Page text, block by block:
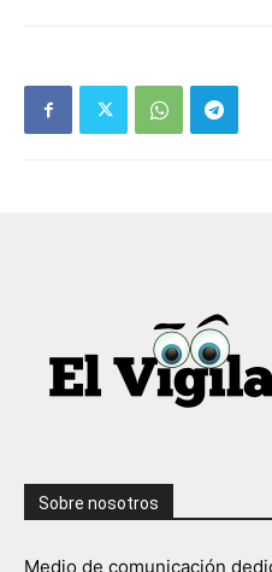
Sobre nosotros
Medio de comunicación